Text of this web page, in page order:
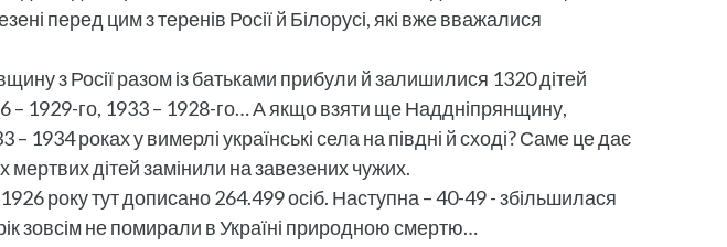
перед цим з теренів Росії й Білорусі, які вже вважалися
з Росії разом із батьками прибули й залишилися 1320 дітей
– 1929-го, 1933 – 1928-го… А якщо взяти ще Наддніпрянщину,
1934 роках у вимерлі українські села на півдні й сході? Саме це дає
мертвих дітей замінили на завезених чужих.
року тут дописано 264.499 осіб. Наступна – 40-49 - збільшилася
зовсім не помирали в Україні природною смертю…